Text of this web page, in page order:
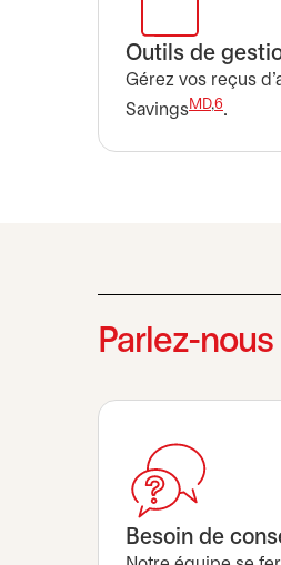
Outils de
Gérez vos reçus
SavingsMD,6.
Parlez-
Besoin de